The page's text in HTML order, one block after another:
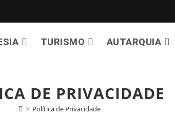
TURISMO AUTARQUIA
DE PRIVACIDADE
> Política de Privacidade